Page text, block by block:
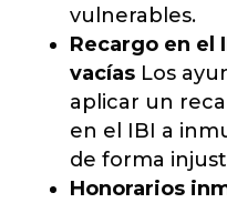
vulnerables.
Recargo en el
vacíasLos
aplicar un
en el IBI a
de forma
Honorarios